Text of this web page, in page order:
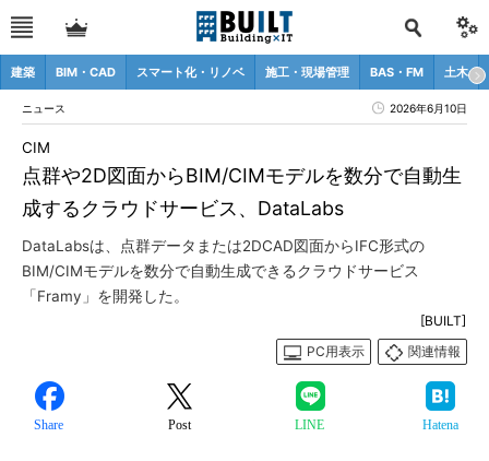
建築 BIM・CAD スマート化・リノベ 施工・現場管理 BAS・FM 土木
ニュース 2026年6月10日
点群や2D図面からBIM/CIMモデルを数分で自動生
成するクラウドサービス、DataLabs
CIM
DataLabsは、点群データまたは2DCAD図面からIFC形式の
BIM/CIMモデルを数分で自動生成できるクラウドサービス
「Framy」を開発した。
[BUILT]
PC用表示
関連情報
Share Post LINE Hatena